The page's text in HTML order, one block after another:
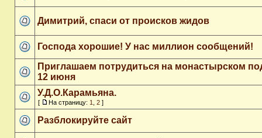
Димитрий, спаси от происков жидов
Господа хорошие! У нас миллион сообщений!
Приглашаем потрудиться на монастырском
12 июня
У.Д.О.Карамьяна.
[ На страницу: 1 2 ]
Разблокируйте сайт